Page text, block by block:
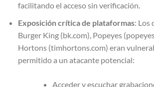
facilitando el acceso sin verificación.
Exposición crítica de plataformas: Los
Burger King (bk.com), Popeyes
Hortons (timhortons.com) eran
permitido a un atacante potencial:
Acceder y escuchar